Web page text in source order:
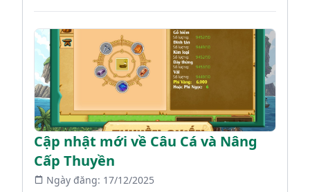
Cập nhật mới về Câu Cá và Nâng
Cấp Thuyền
Ngày đăng: 17/12/2025